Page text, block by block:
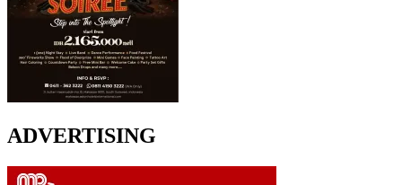
ADVERTISING